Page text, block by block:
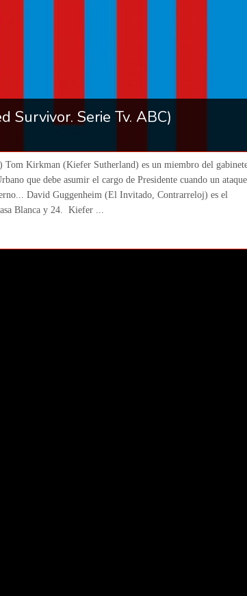
Survivor. Serie Tv. ABC)
Tom Kirkman (Kiefer Sutherland) es un miembro del
que debe asumir el cargo de Presidente cuando un ataque
David Guggenheim (El Invitado, Contrarreloj) es el
Blanca y 24. Kiefer ...